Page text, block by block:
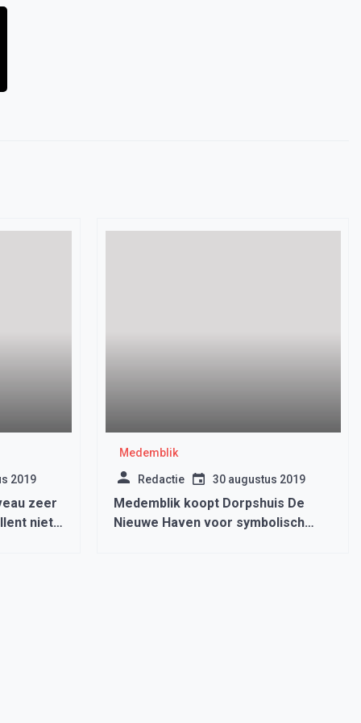
2019
zeer
niet
Medemblik
Redactie 30 augustus 2019
Medemblik koopt Dorpshuis De
Nieuwe Haven voor symbolisch